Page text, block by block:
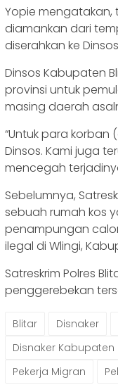
Yopie mengatakan,
diamankan dari
diserahkan ke
Dinsos Kabupaten
provinsi untuk
masing daerah
“Untuk para korban
Dinsos. Kami juga
mencegah
Sebelumnya,
sebuah rumah kos
penampungan
ilegal di Wlingi,
Satreskrim Polres
penggerebekan
Blitar Disnaker
Disnaker Kabupaten
Pekerja Migran